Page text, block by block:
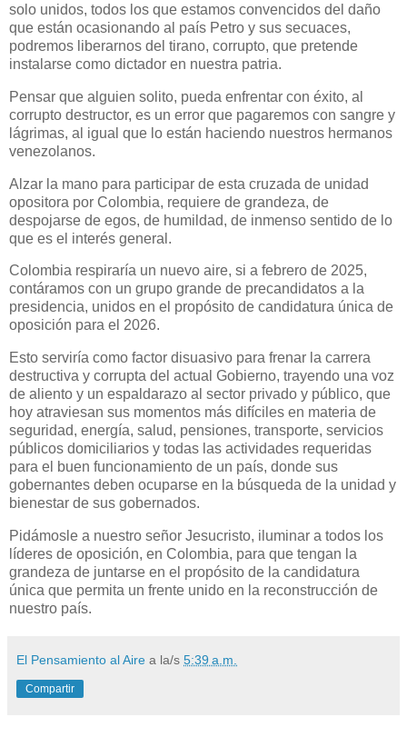
solo unidos, todos los que estamos convencidos del daño
que están ocasionando al país Petro y sus secuaces,
podremos liberarnos del tirano, corrupto, que pretende
instalarse como dictador en nuestra patria.
Pensar que alguien solito, pueda enfrentar con éxito, al
corrupto destructor, es un error que pagaremos con sangre y
lágrimas, al igual que lo están haciendo nuestros hermanos
venezolanos.
Alzar la mano para participar de esta cruzada de unidad
opositora por Colombia, requiere de grandeza, de
despojarse de egos, de humildad, de inmenso sentido de lo
que es el interés general.
Colombia respiraría un nuevo aire, si a febrero de 2025,
contáramos con un grupo grande de precandidatos a la
presidencia, unidos en el propósito de candidatura única de
oposición para el 2026.
Esto serviría como factor disuasivo para frenar la carrera
destructiva y corrupta del actual Gobierno, trayendo una voz
de aliento y un espaldarazo al sector privado y público, que
hoy atraviesan sus momentos más difíciles en materia de
seguridad, energía, salud, pensiones, transporte, servicios
públicos domiciliarios y todas las actividades requeridas
para el buen funcionamiento de un país, donde sus
gobernantes deben ocuparse en la búsqueda de la unidad y
bienestar de sus gobernados.
Pidámosle a nuestro señor Jesucristo, iluminar a todos los
líderes de oposición, en Colombia, para que tengan la
grandeza de juntarse en el propósito de la candidatura
única que permita un frente unido en la reconstrucción de
nuestro país.
El Pensamiento al Aire a la/s 5:39 a.m.
Compartir